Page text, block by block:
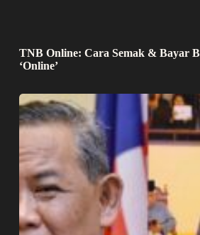
TNB Online: Cara Semak & Bayar
‘Online’